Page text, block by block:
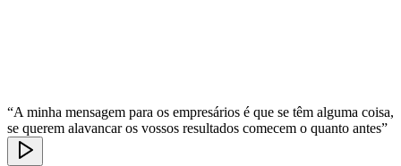
“A minha mensagem para os empresários é que se têm alguma coisa,
se querem alavancar os vossos resultados comecem o quanto antes”